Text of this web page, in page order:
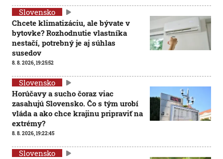
Slovensko
Chcete klimatizáciu, ale bývate v
bytovke? Rozhodnutie vlastníka
nestačí, potrebný je aj súhlas
susedov
8. 8. 2026, 19:25:52
Slovensko
Horúčavy a sucho čoraz viac
zasahujú Slovensko. Čo s tým urobí
vláda a ako chce krajinu pripraviť na
extrémy?
8. 8. 2026, 19:22:45
Slovensko